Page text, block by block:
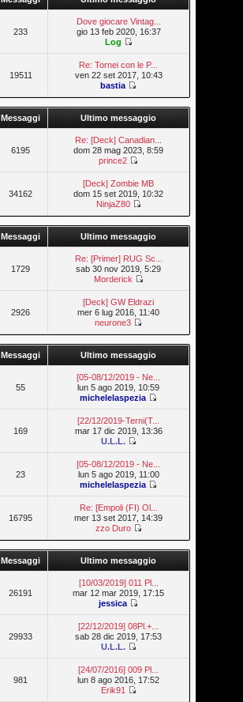
233
Dove giocare Vintag...
gio 13 feb 2020, 16:37
Log
19511
Re: Tornei con le P...
ven 22 set 2017, 10:43
bastia
Messaggi Ultimo messaggio
6195
Re: [Deck] Canadian...
dom 28 mag 2023, 8:59
prince2
34162
[Deck] Zombie MB
dom 15 set 2019, 10:32
NinjaZ80
Messaggi Ultimo messaggio
1729
Re: [Primer] RUG Sc...
sab 30 nov 2019, 5:29
Morderick
2926
[Deck] GW Eldrazi
mer 6 lug 2016, 11:40
neurone3
Messaggi Ultimo messaggio
55
[05-08/12/2019 - Ne...
lun 5 ago 2019, 10:59
michelelaspezia
169
[22/12/2019-Terni(T...
mar 17 dic 2019, 13:36
U.L.L.
23
[05-08/12/2019 - Ne...
lun 5 ago 2019, 11:00
michelelaspezia
16795
Re: [Empoli (FI) Ol...
mer 13 set 2017, 14:39
zzo Duro
Messaggi Ultimo messaggio
26191
[10/03/2019] 011 Pl...
mar 12 mar 2019, 17:15
jessica
29933
[22/12/2019] 08Pl.+...
sab 28 dic 2019, 17:53
U.L.L.
981
[24/07/2016] 009 Pl...
lun 8 ago 2016, 17:52
Erik91